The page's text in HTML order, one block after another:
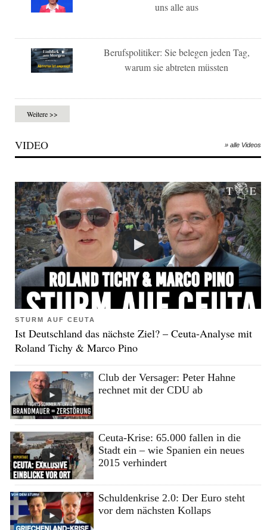
uns alle aus
Berufspolitiker: Sie belegen jeden Tag,
warum sie abtreten müssten
Weitere >>
VIDEO » alle Videos
STURM AUF CEUTA
Ist Deutschland das nächste Ziel? – Ceuta-Analyse mit
Roland Tichy & Marco Pino
Club der Versager: Peter Hahne
rechnet mit der CDU ab
Ceuta-Krise: 65.000 fallen in die
Stadt ein – wie Spanien ein neues
2015 verhindert
Schuldenkrise 2.0: Der Euro steht
vor dem nächsten Kollaps